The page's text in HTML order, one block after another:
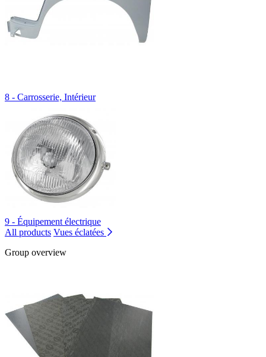
8 - Carrosserie, Intérieur
9 - Équipement électrique
All products Vues éclatées
Group overview